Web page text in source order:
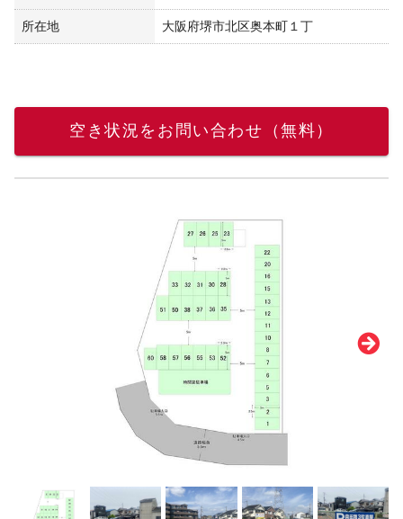
所在地 大阪府堺市北区奥本町１丁
空き状況をお問い合わせ（無料）